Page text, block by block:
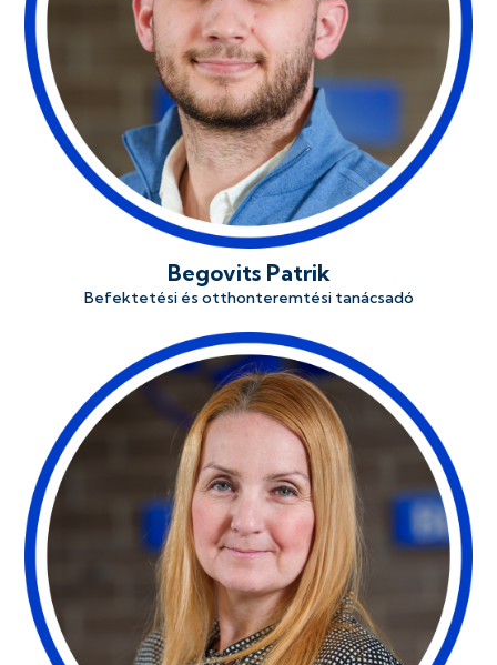
Begovits Patrik
Befektetési és otthonteremtési tanácsadó